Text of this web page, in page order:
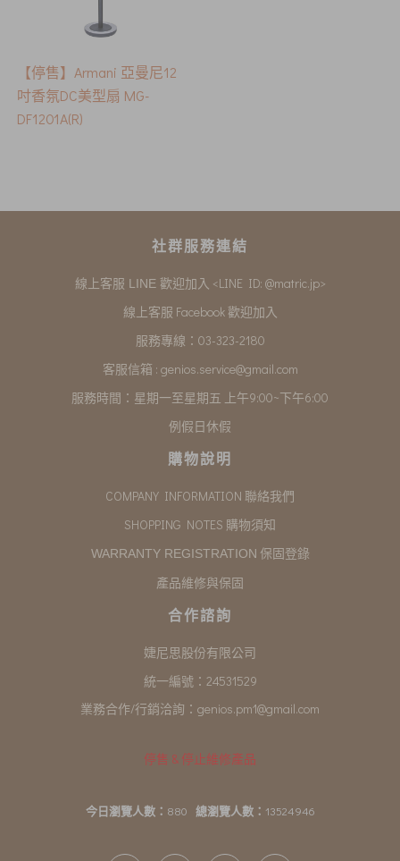
【停售】Armani 亞曼尼12
吋香氛DC美型扇 MG-
DF1201A(R)
社群服務連結
線上客服 LINE 歡迎加入 <LINE ID: @matric.jp>
線上客服 Facebook 歡迎加入
服務專線：03-323-2180
客服信箱 : genios.service@gmail.com
服務時間：星期一至星期五 上午9:00~下午6:00
例假日休假
購物說明
COMPANY INFORMATION 聯絡我們
SHOPPING NOTES 購物須知
WARRANTY REGISTRATION 保固登錄
產品維修與保固
合作諮詢
婕尼思股份有限公司
統一編號：24531529
業務合作/行銷洽詢： genios.pm1@gmail.com
停售 & 停止維修產品
今日瀏覽人數： 880 總瀏覽人數： 13524946